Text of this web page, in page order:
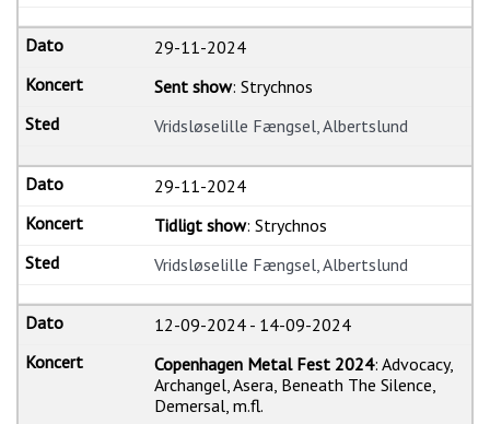
29-11-2024
Sent show: Strychnos
Vridsløselille Fængsel, Albertslund
29-11-2024
Tidligt show: Strychnos
Vridsløselille Fængsel, Albertslund
12-09-2024 - 14-09-2024
Copenhagen Metal Fest 2024: Advocacy,
Archangel, Asera, Beneath The Silence,
Demersal, m.fl.